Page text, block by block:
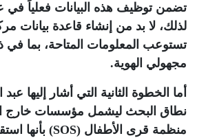
تضمن توظيف هذه البيانات فعلياً في
لذلك، لا بد من إنشاء قاعدة بيانات
تستوعب المعلومات المتاحة، بما في
مجهولي الهوية.
أما الخطوة الثانية التي أشار إليها
نطاق البحث ليشمل مؤسسات خارج
منظمة قرى الأطفال (SOS)